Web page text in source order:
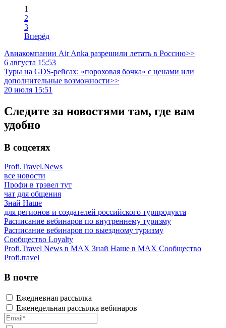
1
2
3
Вперёд
Авиакомпании Air Anka разрешили летать в Россию>>
6 августа 15:53
Туры на GDS-рейсах: «пороховая бочка» с ценами или
дополнительные возможности>>
20 июля 15:51
Следите за новостями там, где вам
удобно
В соцсетях
Profi.Travel.News
все новости
Профи в трэвел тут
чат для общения
Знай Наше
для регионов и создателей российского турпродукта
Расписание вебинаров по внутреннему туризму
Расписание вебинаров по выездному туризму
Сообщество Loyalty
Profi.Travel News в MAX Знай Наше в MAX Сообщество
Profi.travel
В почте
Ежедневная рассылка
Еженедельная рассылка вебинаров